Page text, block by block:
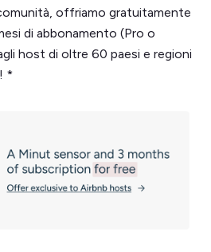
offriamo gratuitamente
di abbonamento (Pro o
host di oltre 60 paesi e regioni
! *